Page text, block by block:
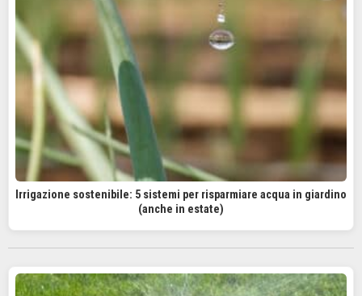
Irrigazione sostenibile: 5 sistemi per risparmiare acqua in giardino
(anche in estate)